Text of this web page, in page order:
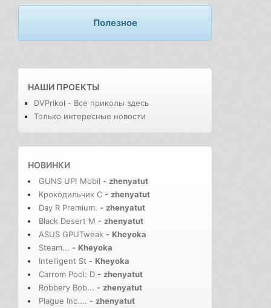
Полезное
НАШИ ПРОЕКТЫ
DVPrikol - Все приколы здесь
Только интересные новости
НОВИНКИ
GUNS UP! Mobil - zhenyatut
Крокодильчик С - zhenyatut
Day R Premium. - zhenyatut
Black Desert M - zhenyatut
ASUS GPUTweak - Kheyoka
Steam... - Kheyoka
Intelligent St - Kheyoka
Carrom Pool: D - zhenyatut
Robbery Bob... - zhenyatut
Plague Inc.... - zhenyatut